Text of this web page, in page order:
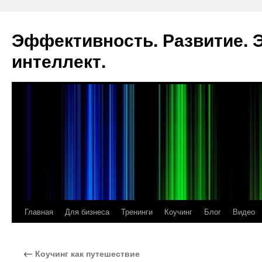
Эффективность. Развитие.
интеллект.
Перейти
содержимому
Главная Для бизнеса Тренинги Коучинг Блог Видео
← Коучинг как путешествие